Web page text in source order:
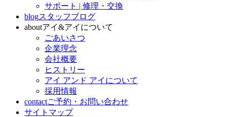
サポート | 修理・交換
blogスタッフブログ
aboutアイ&アイについて
ごあいさつ
企業理念
会社概要
ヒストリー
アイ アンド アイについて
採用情報
contactご予約・お問い合わせ
サイトマップ